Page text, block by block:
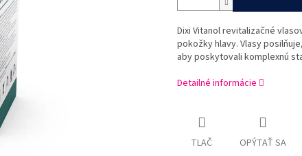
Dixi Vitanol revitalizačné
pokožky hlavy. Vlasy posilňuje,
aby poskytovali komplexnú
Detailné informácie
TLAČ OPÝTAŤ SA